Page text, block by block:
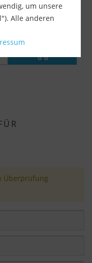
Überprüfung
um unsere
Alle anderen
Google Maps).
in den
können Ihre
ändern, die Sie